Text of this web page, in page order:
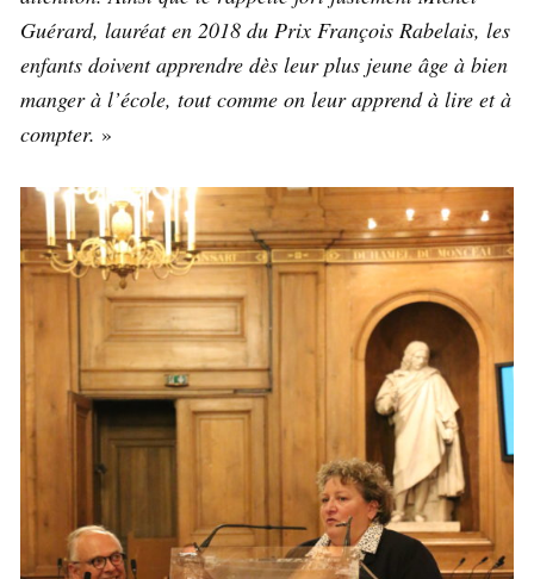
Guérard, lauréat en 2018 du Prix François Rabelais, les
enfants doivent apprendre dès leur plus jeune âge à bien
manger à l’école, tout comme on leur apprend à lire et à
compter. »